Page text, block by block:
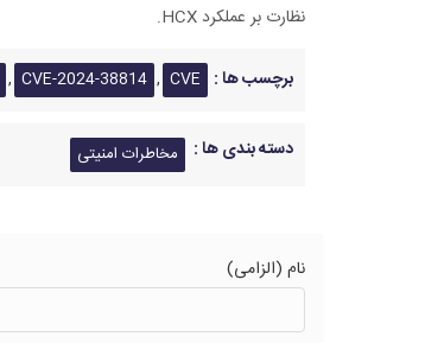
نظارت بر عملکرد HCX.
برچسب ها : CVE
,
CVE-2024-38814
,
دسته بندی ها : مخاطرات امنیتی
نام (الزامی)